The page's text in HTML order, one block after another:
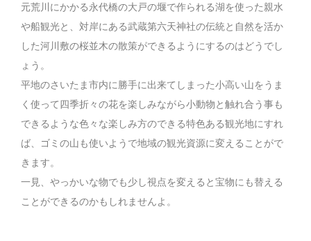
元荒川にかかる永代橋の大戸の堰で作られる湖を使った親水
や船観光と、対岸にある武蔵第六天神社の伝統と自然を活か
した河川敷の桜並木の散策ができるようにするのはどうでし
ょう。
平地のさいたま市内に勝手に出来てしまった小高い山をうま
く使って四季折々の花を楽しみながら小動物と触れ合う事も
できるような色々な楽しみ方のできる特色ある観光地にすれ
ば、ゴミの山も使いようで地域の観光資源に変えることがで
きます。
一見、やっかいな物でも少し視点を変えると宝物にも替える
ことができるのかもしれませんよ。